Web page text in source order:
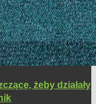
żeby działały